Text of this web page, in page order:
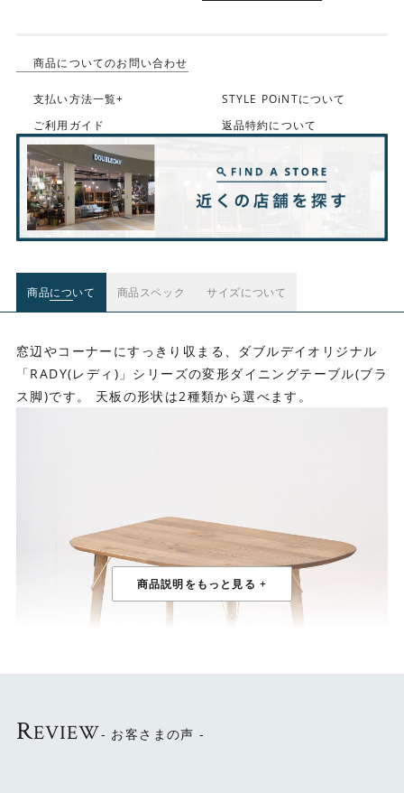
商品についてのお問い合わせ
支払い方法一覧+
STYLE POiNTについて
ご利用ガイド
返品特約について
商品について 商品スペック サイズについて
窓辺やコーナーにすっきり収まる、ダブルデイオリジナル
「RADY(レディ)」シリーズの変形ダイニングテーブル(ブラ
ス脚)です。 天板の形状は2種類から選べます。
REVIEW- お客さまの声 -